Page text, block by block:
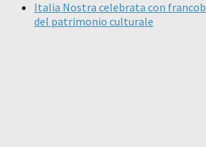
Italia Nostra celebrata con
del patrimonio culturale